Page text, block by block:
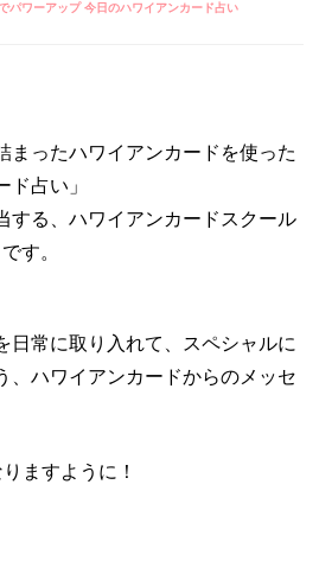
パワーアップ 今日のハワイアンカード占い
まったハワイアンカードを使った
ド占い」
する、ハワイアンカードスクール
す。
日常に取り入れて、スペシャルに
、ハワイアンカードからのメッセ
ますように！